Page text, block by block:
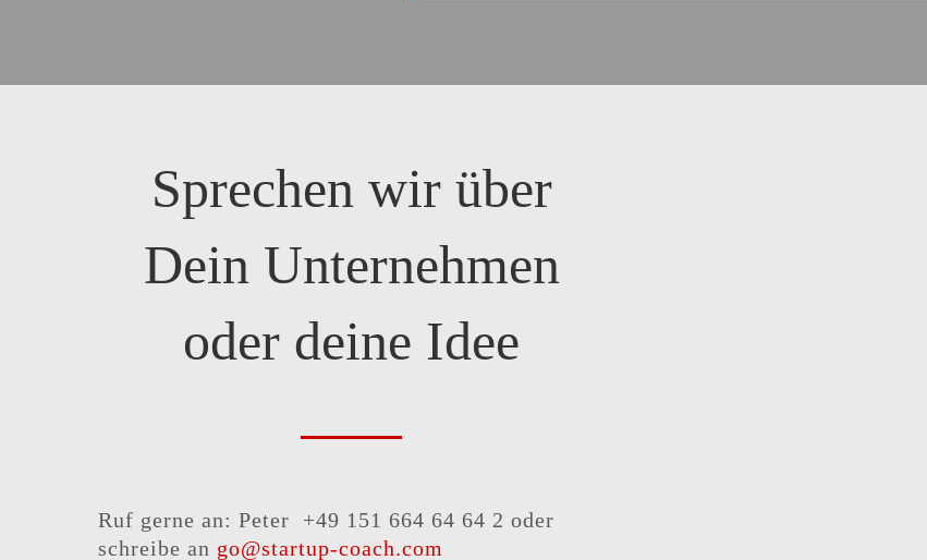
Sprechen wir über
Dein Unternehmen
oder deine Idee
Ruf gerne an: Peter +49 151 664 64 64 2 oder
schreibe an go@startup-coach.com